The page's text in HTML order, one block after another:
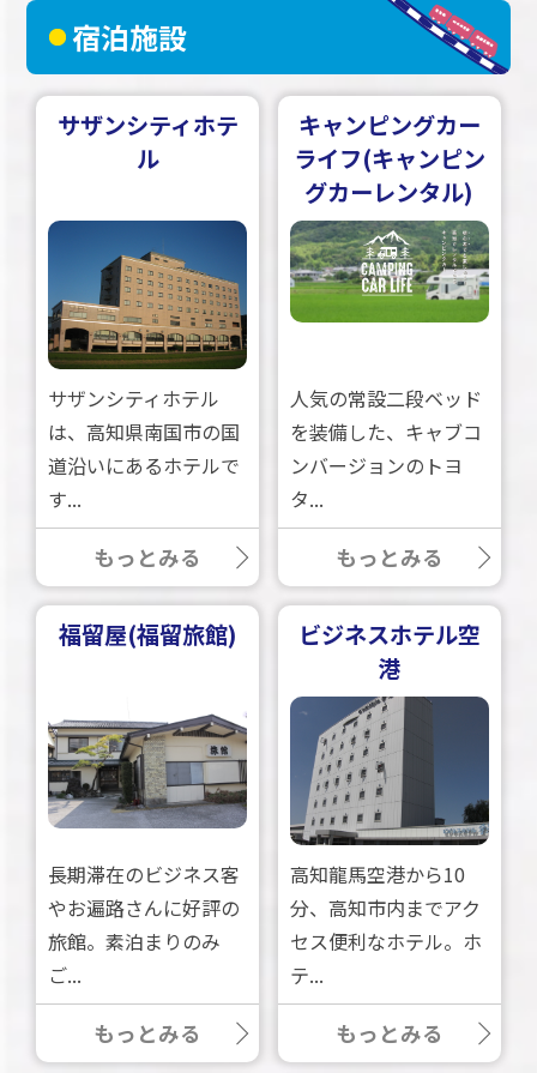
宿泊施設
サザンシティホテ
ル
サザンシティホテル
は、高知県南国市の国
道沿いにあるホテルで
す...
もっとみる
キャンピングカー
ライフ(キャンピン
グカーレンタル)
人気の常設二段ベッド
を装備した、キャブコ
ンバージョンのトヨ
タ...
もっとみる
福留屋(福留旅館)
長期滞在のビジネス客
やお遍路さんに好評の
旅館。素泊まりのみ
ご...
もっとみる
ビジネスホテル空
港
高知龍馬空港から10
分、高知市内までアク
セス便利なホテル。ホ
テ...
もっとみる